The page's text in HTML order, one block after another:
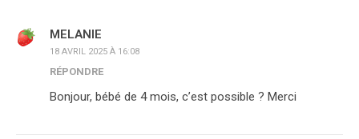
MELANIE
18 AVRIL 2025 À 16:08
RÉPONDRE
Bonjour, bébé de 4 mois, c’est possible ? Merci